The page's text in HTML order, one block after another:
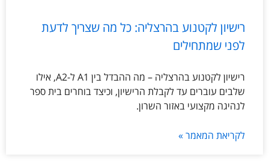
רישיון לקטנוע בהרצליה: כל מה שצריך לדעת
לפני שמתחילים
רישיון לקטנוע בהרצליה – מה ההבדל בין A1 ל-A2, אילו
שלבים עוברים עד לקבלת הרישיון, וכיצד בוחרים בית ספר
לנהיגה מקצועי באזור השרון.
לקריאת המאמר »